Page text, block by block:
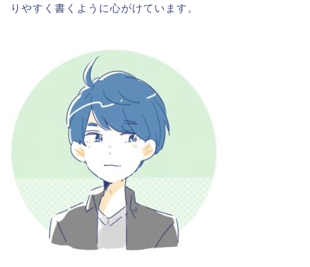
りやすく書くように心がけています。